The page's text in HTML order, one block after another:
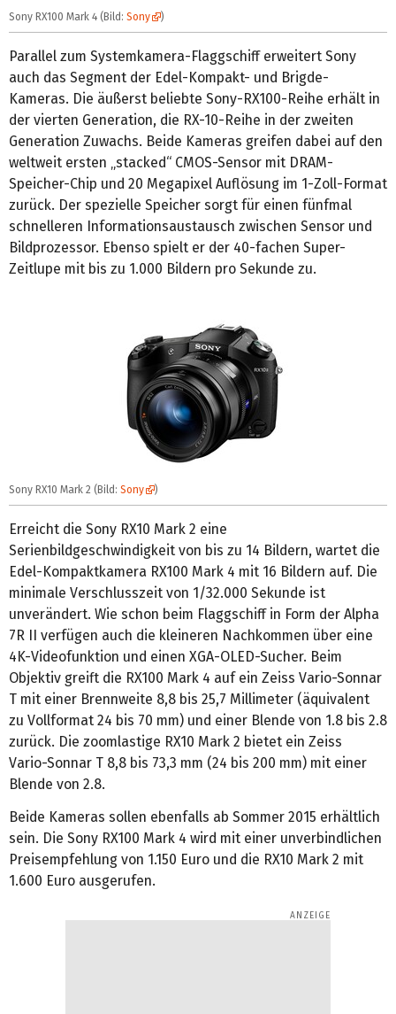
Sony RX100 Mark 4 (Bild: Sony )
Parallel zum Systemkamera-Flaggschiff erweitert Sony
auch das Segment der Edel-Kompakt- und Brigde-
Kameras. Die äußerst beliebte Sony-RX100-Reihe erhält in
der vierten Generation, die RX-10-Reihe in der zweiten
Generation Zuwachs. Beide Kameras greifen dabei auf den
weltweit ersten „stacked“ CMOS-Sensor mit DRAM-
Speicher-Chip und 20 Megapixel Auflösung im 1-Zoll-Format
zurück. Der spezielle Speicher sorgt für einen fünfmal
schnelleren Informationsaustausch zwischen Sensor und
Bildprozessor. Ebenso spielt er der 40-fachen Super-
Zeitlupe mit bis zu 1.000 Bildern pro Sekunde zu.
Sony RX10 Mark 2 (Bild: Sony )
Erreicht die Sony RX10 Mark 2 eine
Serienbildgeschwindigkeit von bis zu 14 Bildern, wartet die
Edel-Kompaktkamera RX100 Mark 4 mit 16 Bildern auf. Die
minimale Verschlusszeit von 1/32.000 Sekunde ist
unverändert. Wie schon beim Flaggschiff in Form der Alpha
7R II verfügen auch die kleineren Nachkommen über eine
4K-Videofunktion und einen XGA-OLED‑Sucher. Beim
Objektiv greift die RX100 Mark 4 auf ein Zeiss Vario‑Sonnar
T mit einer Brennweite 8,8 bis 25,7 Millimeter (äquivalent
zu Vollformat 24 bis 70 mm) und einer Blende von 1.8 bis 2.8
zurück. Die zoomlastige RX10 Mark 2 bietet ein Zeiss
Vario‑Sonnar T 8,8 bis 73,3 mm (24 bis 200 mm) mit einer
Blende von 2.8.
Beide Kameras sollen ebenfalls ab Sommer 2015 erhältlich
sein. Die Sony RX100 Mark 4 wird mit einer unverbindlichen
Preisempfehlung von 1.150 Euro und die RX10 Mark 2 mit
1.600 Euro ausgerufen.